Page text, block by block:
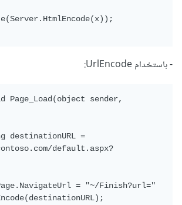
- باستخدام UrlEncode:
Page_Load(object sender,
default.aspx?